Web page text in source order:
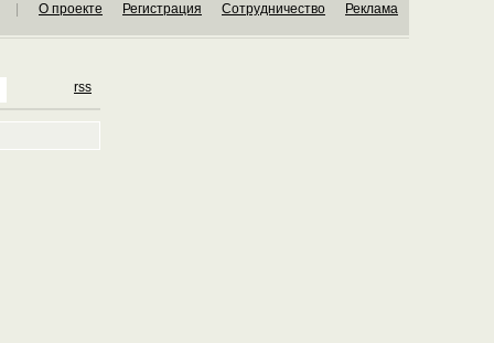
О проекте Регистрация Сотрудничество Реклама
rss